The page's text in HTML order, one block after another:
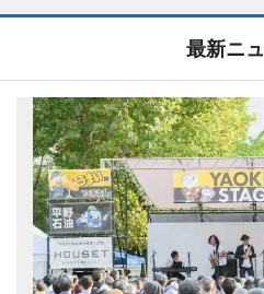
最新ニ